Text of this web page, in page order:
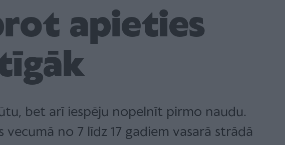
apieties
bet arī iespēju nopelnīt pirmo naudu.
no 7 līdz 17 gadiem vasarā strādā